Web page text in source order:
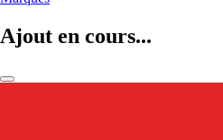
Ajout en cours...